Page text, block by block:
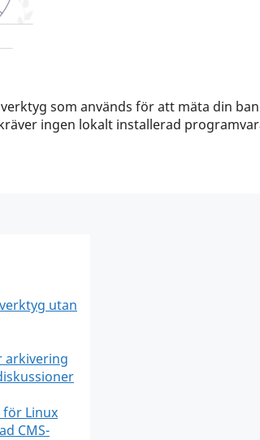
som används för att mäta din
ingen lokalt installerad
utan
arkivering
för Linux
CMS-